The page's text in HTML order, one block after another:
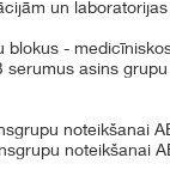
un
blokus -
serumus asins
noteikšanai
noteikšanai